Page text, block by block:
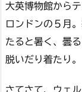
大英博物館から
ロンドンの５月
たると暑く、曇
脱いだり着たり。
さてさて、ウェ